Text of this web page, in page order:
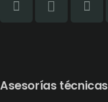
Asesorías técnicas